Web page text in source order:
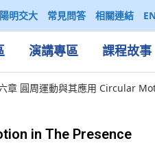
陽明交大 常見問答 相關連結
演講專區 課程故事
章 圓周運動與其應用 Circular
in The Presence